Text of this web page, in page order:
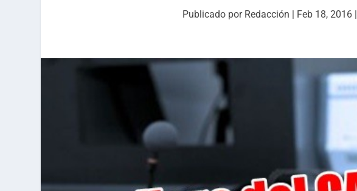
Publicado por Redacción | Feb 18, 2016